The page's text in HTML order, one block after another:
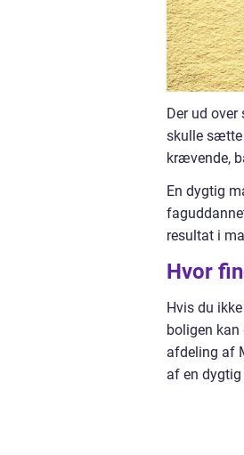
Der ud
skulle sætte
krævende,
En dygtig
resultat i
Hvor
Hvis du
boligen kan
afdeling af
af en